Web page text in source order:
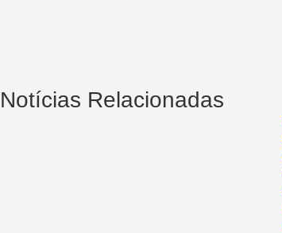
Notícias Relacionadas